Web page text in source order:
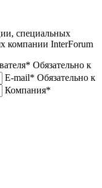
специальных
компании InterForum
Обязательно к
E-mail* Обязательно к
Компания*